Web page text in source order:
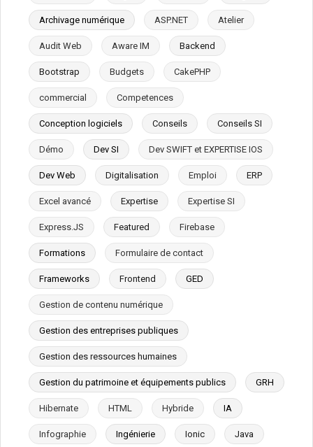
Archivage numérique ASP.NET Atelier
Audit Web Aware IM Backend
Bootstrap Budgets CakePHP
commercial Competences
Conception logiciels Conseils Conseils SI
Démo Dev SI Dev SWIFT et EXPERTISE IOS
Dev Web Digitalisation Emploi ERP
Excel avancé Expertise Expertise SI
Express.JS Featured Firebase
Formations Formulaire de contact
Frameworks Frontend GED
Gestion de contenu numérique
Gestion des entreprises publiques
Gestion des ressources humaines
Gestion du patrimoine et équipements publics GRH
Hibernate HTML Hybride IA
Infographie Ingénierie Ionic Java